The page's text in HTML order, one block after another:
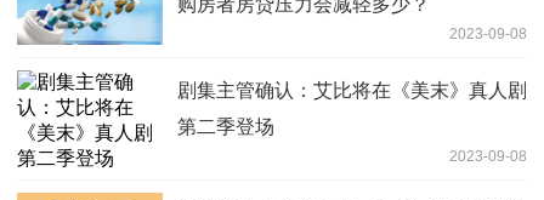
2023-09-08
剧集主管确认：艾比将在《美末》真人剧
第二季登场
2023-09-08